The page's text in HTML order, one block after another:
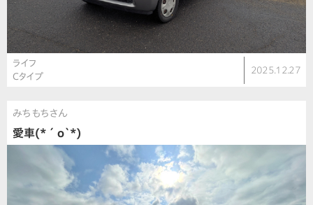
ライフ
Cタイプ
2025.12.27
みちもちさん
愛車(*´o`*)